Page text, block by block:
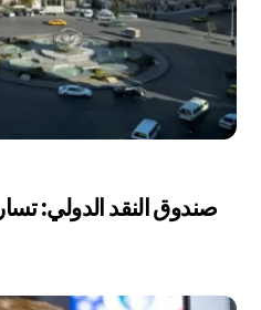
صندوق النقد الدولي: